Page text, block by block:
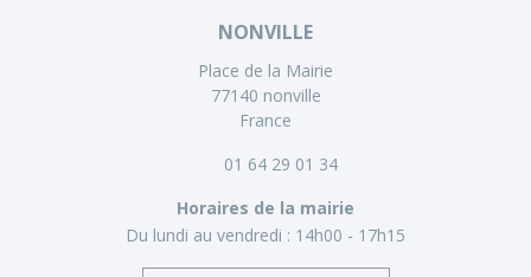
NONVILLE
Place de la Mairie
77140 nonville
France
01 64 29 01 34
Horaires de la mairie
Du lundi au vendredi : 14h00 - 17h15